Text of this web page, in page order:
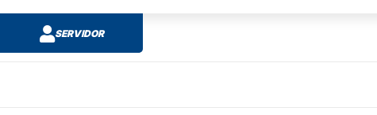
SERVIDOR